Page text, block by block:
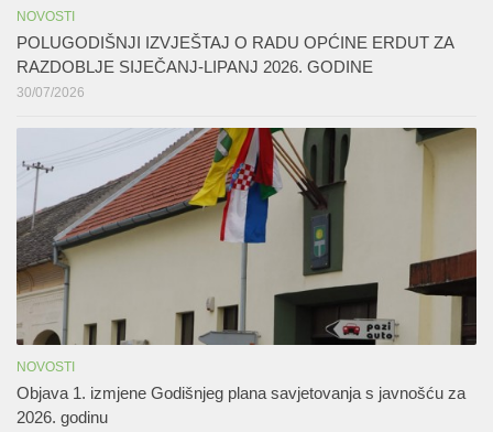
NOVOSTI
POLUGODIŠNJI IZVJEŠTAJ O RADU OPĆINE ERDUT ZA
RAZDOBLJE SIJEČANJ-LIPANJ 2026. GODINE
30/07/2026
NOVOSTI
Objava 1. izmjene Godišnjeg plana savjetovanja s javnošću za
2026. godinu